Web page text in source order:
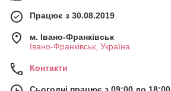
Працює з 30.08.2019
м. Івано-Франківськ
Івано-Франківськ, Україна
Контакти